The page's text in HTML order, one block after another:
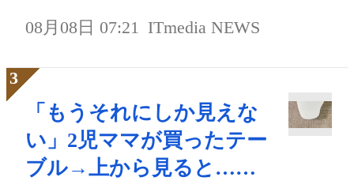
08月08日 07:21 ITmedia NEWS
「もうそれにしか見えな
い」2児ママが買ったテー
ブル→上から見ると……